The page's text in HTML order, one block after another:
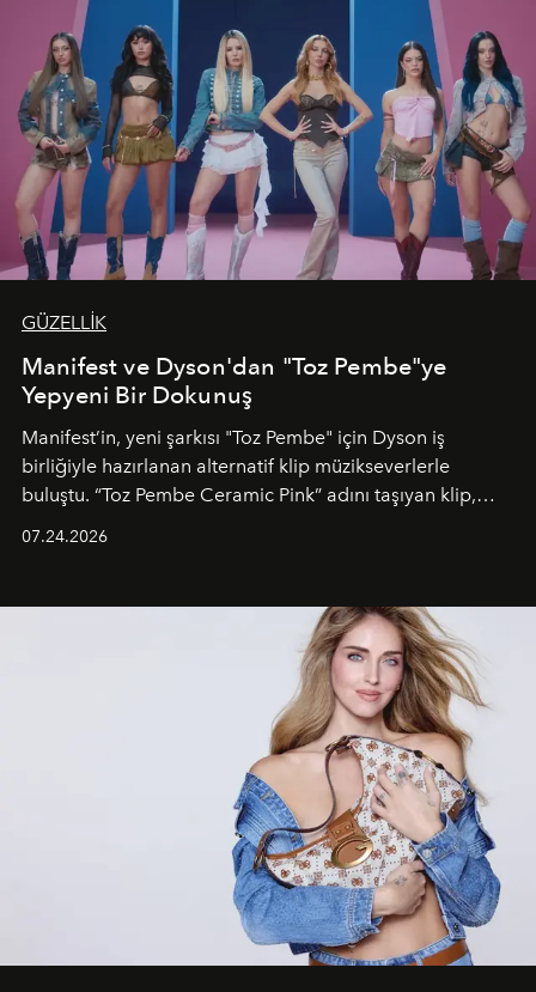
GÜZELLİK
Manifest ve Dyson'dan "Toz Pembe"ye
Yepyeni Bir Dokunuş
Manifest’in, yeni şarkısı "Toz Pembe" için Dyson iş
birliğiyle hazırlanan alternatif klip müzikseverlerle
buluştu. “Toz Pembe Ceramic Pink” adını taşıyan klip,
unsurlarından biri olarak öne çıkıyor.
07.24.2026